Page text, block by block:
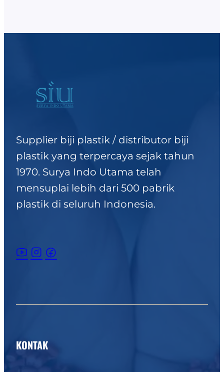
HDPE juga terdapa berbagai
pada umumnya Aturan
Penggunaan Plastik HDPE
hanya…
Supplier biji plastik / distributor biji
plastik yang terpercaya sejak tahun
1970. Surya Indo Utama telah
mensuplai lebih dari 500 pabrik
plastik di seluruh Indonesia.
KONTAK